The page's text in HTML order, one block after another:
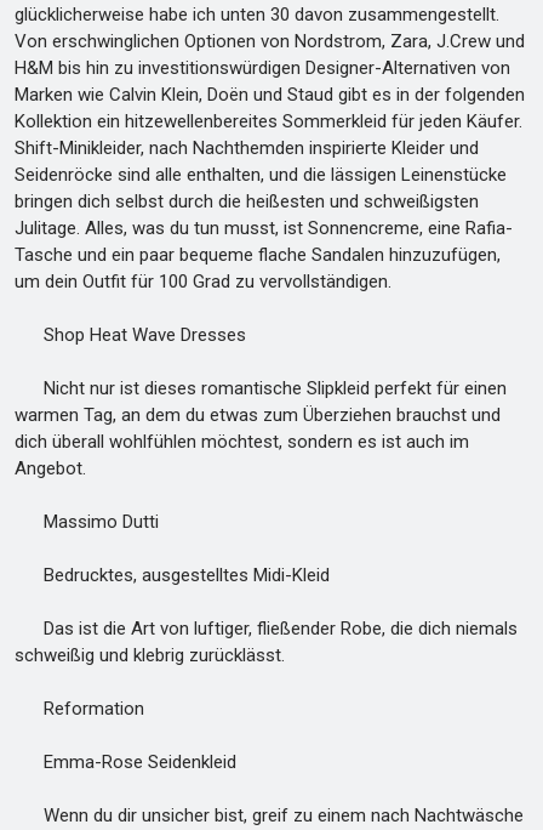
glücklicherweise habe ich unten 30 davon zusammengestellt.
Von erschwinglichen Optionen von Nordstrom, Zara, J.Crew und
H&M bis hin zu investitionswürdigen Designer-Alternativen von
Marken wie Calvin Klein, Doën und Staud gibt es in der folgenden
Kollektion ein hitzewellenbereites Sommerkleid für jeden Käufer.
Shift-Minikleider, nach Nachthemden inspirierte Kleider und
Seidenröcke sind alle enthalten, und die lässigen Leinenstücke
bringen dich selbst durch die heißesten und schweißigsten
Julitage. Alles, was du tun musst, ist Sonnencreme, eine Rafia-
Tasche und ein paar bequeme flache Sandalen hinzuzufügen,
um dein Outfit für 100 Grad zu vervollständigen.
Shop Heat Wave Dresses
Nicht nur ist dieses romantische Slipkleid perfekt für einen
warmen Tag, an dem du etwas zum Überziehen brauchst und
dich überall wohlfühlen möchtest, sondern es ist auch im
Angebot.
Massimo Dutti
Bedrucktes, ausgestelltes Midi-Kleid
Das ist die Art von luftiger, fließender Robe, die dich niemals
schweißig und klebrig zurücklässt.
Reformation
Emma-Rose Seidenkleid
Wenn du dir unsicher bist, greif zu einem nach Nachtwäsche